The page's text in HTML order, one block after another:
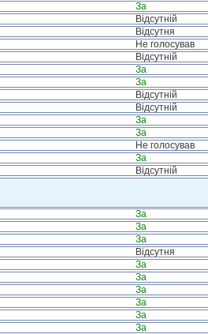
За
Відсутній
Відсутня
Не голосував
Відсутній
За
За
Відсутній
Відсутній
За
За
Не голосував
За
Відсутній
За
За
За
Відсутня
За
За
За
За
За
За